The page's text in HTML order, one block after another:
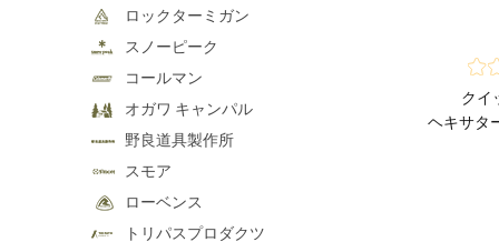
ロックターミガン
スノーピーク
コールマン
オガワ キャンパル
野良道具製作所
スモア
ローベンス
トリパスプロダクツ
クイ
ヘキサタ